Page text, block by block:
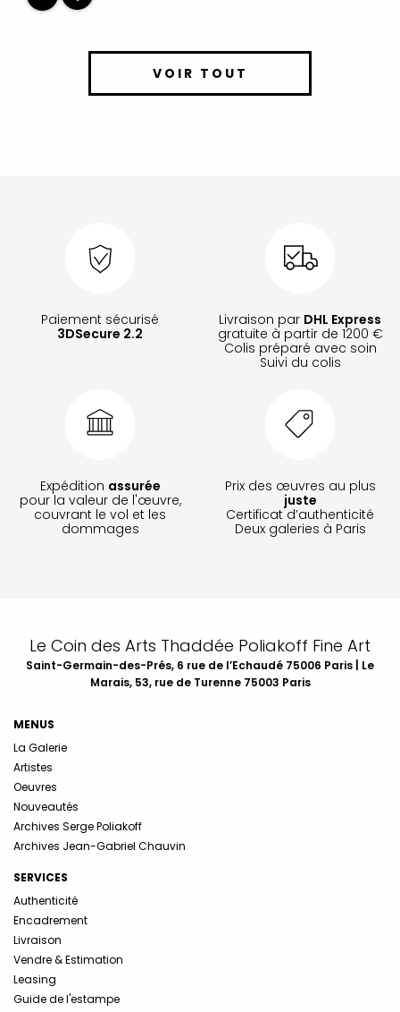
VOIR TOUT
Paiement sécurisé
3DSecure 2.2
Livraison par DHL Express
gratuite à partir de 1200 €
Colis préparé avec soin
Suivi du colis
Expédition assurée
pour la valeur de l'œuvre,
couvrant le vol et les
dommages
Prix des œuvres au plus
juste
Certificat d’authenticité
Deux galeries à Paris
Le Coin des Arts Thaddée Poliakoff Fine Art
Saint-Germain-des-Prés, 6 rue de l’Echaudé 75006 Paris | Le
Marais, 53, rue de Turenne 75003 Paris
MENUS
La Galerie
Artistes
Oeuvres
Nouveautés
Archives Serge Poliakoff
Archives Jean-Gabriel Chauvin
SERVICES
Authenticité
Encadrement
Livraison
Vendre & Estimation
Leasing
Guide de l'estampe